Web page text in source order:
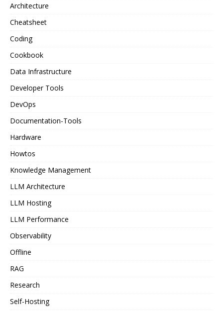
Architecture
Cheatsheet
Coding
Cookbook
Data Infrastructure
Developer Tools
DevOps
Documentation-Tools
Hardware
Howtos
Knowledge Management
LLM Architecture
LLM Hosting
LLM Performance
Observability
Offline
RAG
Research
Self-Hosting